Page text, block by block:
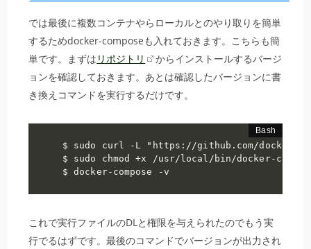
では最後に複数コンテナやらローカルとのやり取りを簡単
するためdocker-composeも入れておきます。こちらも簡
単です。まずは リポジトリ
からインストールするバージ
ョンを確認しておきます。あとは確認したバージョンに書
き換えコマンドを実行するだけです。
$ sudo curl -L "https://github.com/docker/
$ sudo chmod +x /usr/local/bin/docker-
$ docker-compose -v
これで実行ファイルのDLと権限を与えられたのでもう実
行でるはずです。最後のコマンドでバージョンが出力され